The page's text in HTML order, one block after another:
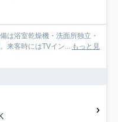
は浴室乾燥機・洗面所独立・
来客時にはTVイン... もっと見